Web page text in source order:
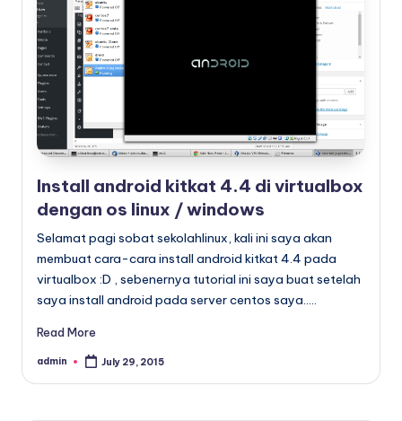
n
u
x
Install android kitkat 4.4 di virtualbox
dengan os linux / windows
Selamat pagi sobat sekolahlinux, kali ini saya akan
membuat cara-cara install android kitkat 4.4 pada
virtualbox :D , sebenernya tutorial ini saya buat setelah
saya install android pada server centos saya..…
Read More
Posted
admin July 29, 2015